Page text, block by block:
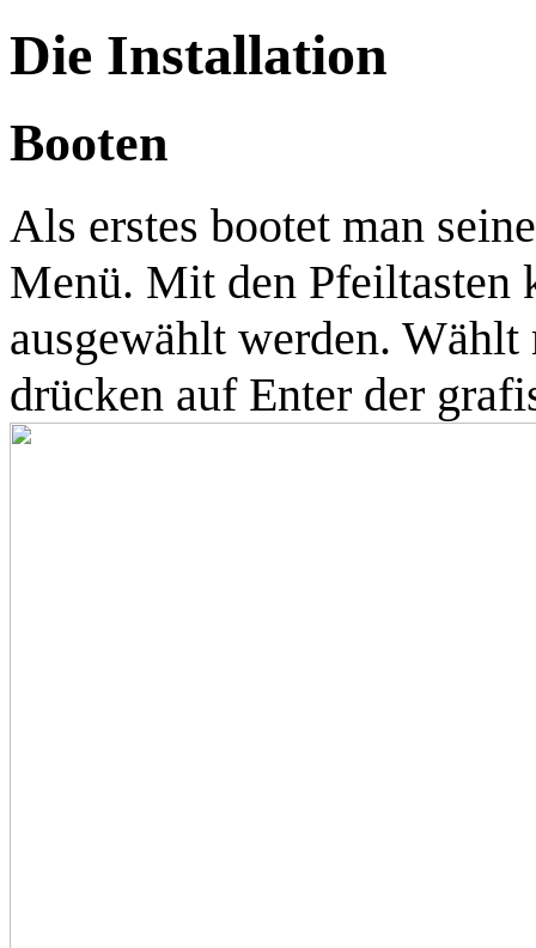
Die Installation
Booten
Als erstes bootet man
Menü. Mit den Pfeiltasten
ausgewählt werden.
drücken auf Enter der